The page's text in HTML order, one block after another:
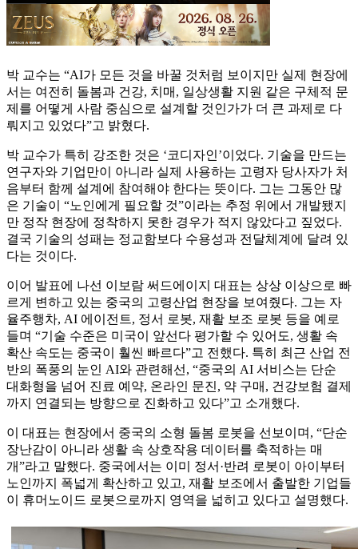
박 교수는 “AI가 모든 것을 바꿀 것처럼 보이지만 실제 현장에
서는 여전히 돌봄과 건강, 치매, 일상생활 지원 같은 구체적 문
제를 어떻게 사람 중심으로 설계할 것인가가 더 큰 과제로 다
뤄지고 있었다”고 밝혔다.
박 교수가 특히 강조한 것은 ‘코디자인’이었다. 기술을 만드는
연구자와 기업만이 아니라 실제 사용하는 고령자 당사자가 처
음부터 함께 설계에 참여해야 한다는 뜻이다. 그는 그동안 많
은 기술이 “노인에게 필요할 것”이라는 추정 위에서 개발됐지
만 정작 현장에 정착하지 못한 경우가 적지 않았다고 짚었다.
결국 기술의 성패는 정교함보다 수용성과 전달체계에 달려 있
다는 것이다.
이어 발표에 나선 이보람 써드에이지 대표는 상상 이상으로 빠
르게 변하고 있는 중국의 고령산업 현장을 보여줬다. 그는 자
율주행차, AI 에이전트, 정서 로봇, 재활 보조 로봇 등을 예로
들며 “기술 수준은 미국이 앞선다 평가할 수 있어도, 생활 속
확산 속도는 중국이 훨씬 빠르다”고 전했다. 특히 최근 산업 전
반의 폭풍의 눈인 AI와 관련해선, “중국의 AI 서비스는 단순
대화형을 넘어 진료 예약, 온라인 문진, 약 구매, 건강보험 결제
까지 연결되는 방향으로 진화하고 있다”고 소개했다.
이 대표는 현장에서 중국의 소형 돌봄 로봇을 선보이며, “단순
장난감이 아니라 생활 속 상호작용 데이터를 축적하는 매
개”라고 말했다. 중국에서는 이미 정서·반려 로봇이 아이부터
노인까지 폭넓게 확산하고 있고, 재활 보조에서 출발한 기업들
이 휴머노이드 로봇으로까지 영역을 넓히고 있다고 설명했다.